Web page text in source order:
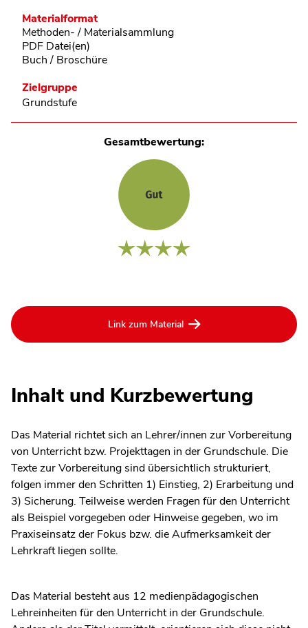
Materialformat
Methoden- / Materialsammlung
PDF Datei(en)
Buch / Broschüre
Zielgruppe
Grundstufe
Gesamtbewertung:
Link zum Material
Inhalt und Kurzbewertung
Das Material richtet sich an Lehrer/innen zur Vorbereitung
von Unterricht bzw. Projekttagen in der Grundschule. Die
Texte zur Vorbereitung sind übersichtlich strukturiert,
folgen immer den Schritten 1) Einstieg, 2) Erarbeitung und
3) Sicherung. Teilweise werden Fragen für den Unterricht
als Beispiel vorgegeben oder Hinweise gegeben, wo im
Praxiseinsatz der Fokus bzw. die Aufmerksamkeit der
Lehrkraft liegen sollte.
Das Material besteht aus 12 medienpädagogischen
Lehreinheiten für den Unterricht in der Grundschule.